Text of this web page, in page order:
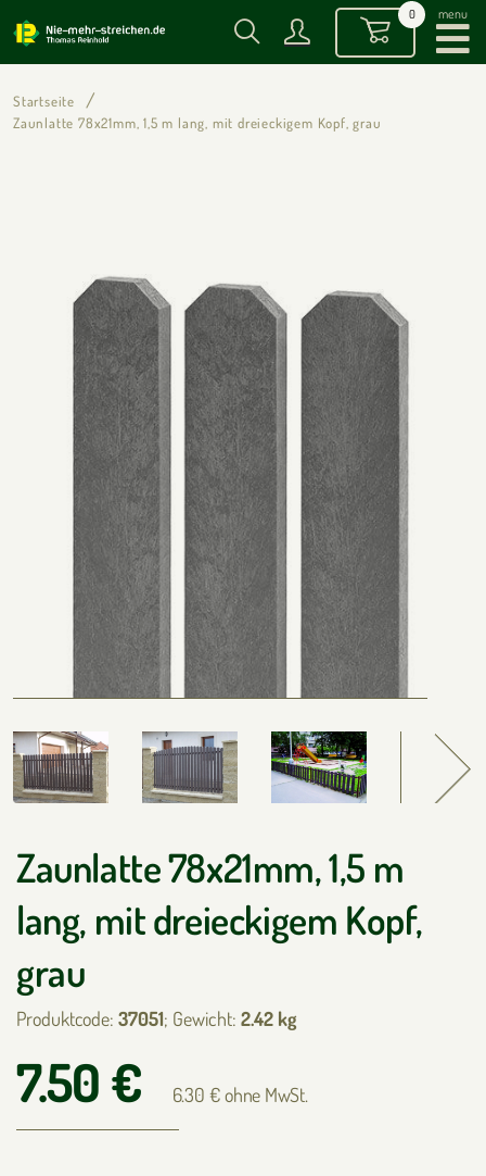
0 menu
Startseite
Zaunlatte 78x21mm, 1,5 m lang, mit dreieckigem Kopf, grau
Zaunlatte 78x21mm, 1,5 m
lang, mit dreieckigem Kopf,
grau
Produktcode:37051; Gewicht: 2.42 kg
7.50 € 6.30 € ohne MwSt.